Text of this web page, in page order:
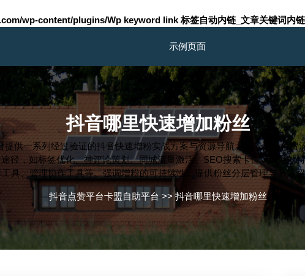
wp-content/plugins/Wp keyword link 标签自动内链_文章关键词内
示例页面
抖音哪里快速增加粉丝
供一系列经过验证的抖音快速增粉实战方案与资源导航。深入探讨付费
径，如标签优化、神评论策划、同城流量激活、SEO搜索卡位等。网站
具、管理协作工具等。强调增粉的可持续性，提供粉丝分层管理与激活
抖音点赞平台卡盟自助平台 >> 抖音哪里快速增加粉丝